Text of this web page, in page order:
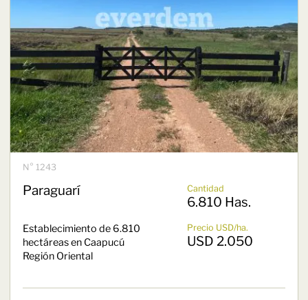
N° 1243
Paraguarí Cantidad
6.810 Has.
Establecimiento de 6.810
hectáreas en Caapucú
Región Oriental
Precio USD/ha.
USD 2.050